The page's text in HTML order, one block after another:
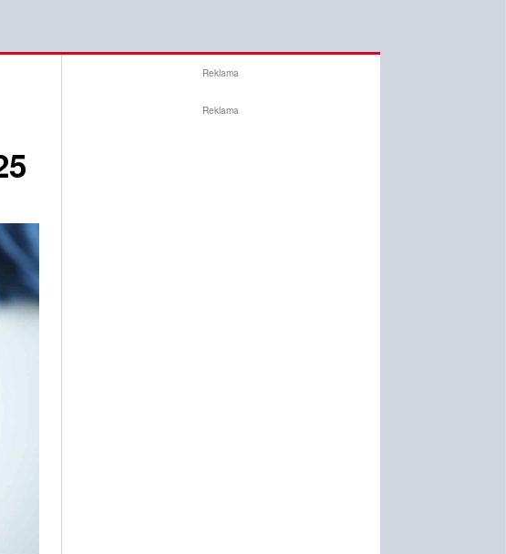
Reklama
Reklama